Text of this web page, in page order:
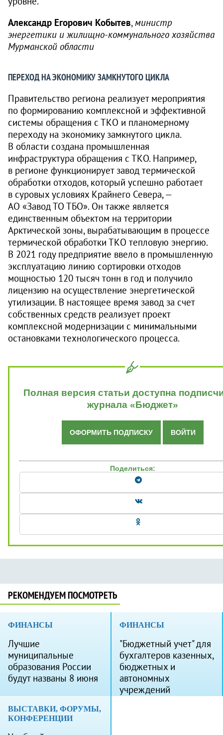
Александр Егорович Кобытев,министр
энергетики и жилищно-коммунального хозяйства
Мурманской области
ПЕРЕХОД НА ЭКОНОМИКУ ЗАМКНУТОГО ЦИКЛА
Правительство региона реализует мероприятия
по формированию комплексной и эффективной
системы обращения с ТКО и планомерному
переходу на экономику замкнутого цикла.
В области создана промышленная
инфраструктура обращения с ТКО. Например,
в регионе функционирует завод термической
обработки отходов, который успешно работает
в суровых условиях Крайнего Севера, —
АО «Завод ТО ТБО». Он также является
единственным объектом на территории
Арктической зоны, вырабатывающим в процессе
термической обработки ТКО тепловую энергию.
В 2021 году предприятие ввело в промышленную
эксплуатацию линию сортировки отходов
мощностью 120 тысяч тонн в год и получило
лицензию на осуществление энергетической
утилизации. В настоящее время завод за счет
собственных средств реализует проект
комплексной модернизации с минимальными
остановками технологического процесса.
Полная версия статьи доступна
журнала «Бюджет»
ОФОРМИТЬ ПОДПИСКУ ВОЙТИ
Поделиться:
РЕКОМЕНДУЕМ ПОСМОТРЕТЬ
ФИНАНСЫ
Лучшие
муниципальные
образования России
будут названы 8 июня
ФИНАНСЫ
"Бюджетный учет" для
бухгалтеров казенных,
бюджетных и
автономных
учреждений
ВЫСТАВКИ, ФОРУМЫ,
КОНФЕРЕНЦИИ